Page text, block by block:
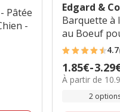
- Pâtée
-
Edgard &
Barquette à
au Boeuf
4.7
étoiles
avec
4.7
Prix
de
1.85€-
10.96€
À partir de
2